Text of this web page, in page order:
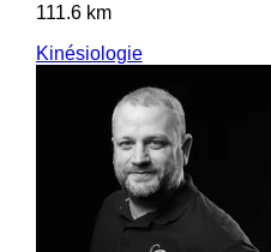
111.6 km
Kinésiologie